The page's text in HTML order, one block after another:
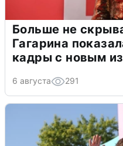
Больше не
Гагарина
кадры с новым
6 августа 291